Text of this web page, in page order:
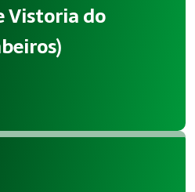
Vistoria do